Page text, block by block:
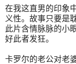
在我这直男的印象
义性。故事只要是
此片含情脉脉的小
好此者发狂。
卡罗尔的老公对老